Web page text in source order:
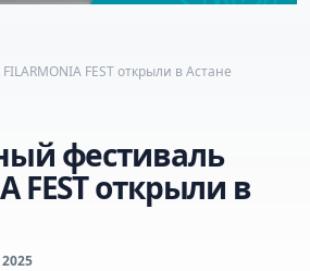
FEST открыли в Астане
фестиваль
FEST открыли в